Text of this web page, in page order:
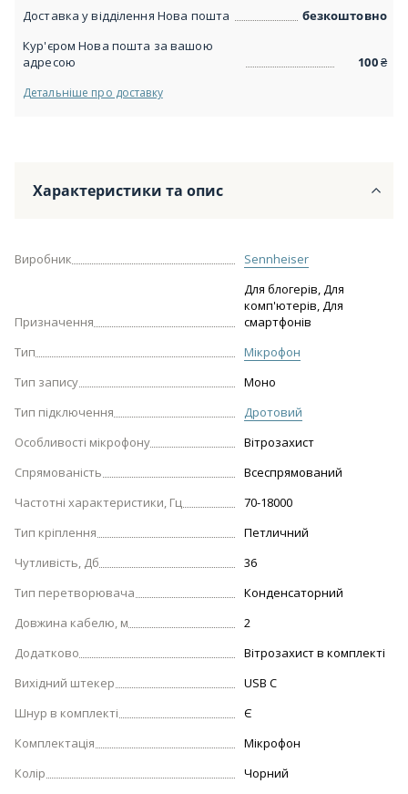
Доставка у відділення Нова пошта
безкоштовно
Кур'єром Нова пошта за вашою
адресою
100₴
Детальніше про доставку
Характеристики та опис
Виробник Sennheiser
Призначення
Для блогерів, Для
комп'ютерів, Для
смартфонів
Тип
Мікрофон
Тип запису
Моно
Тип підключення
Дротовий
Особливості мікрофону
Вітрозахист
Спрямованість
Всеспрямований
Частотні характеристики, Гц
70-18000
Тип кріплення
Петличний
Чутливість, Дб
36
Тип перетворювача
Конденсаторний
Довжина кабелю, м
2
Додатково
Вітрозахист в комплекті
Вихідний штекер
USB C
Шнур в комплекті
Є
Комплектація
Мікрофон
Колір
Чорний